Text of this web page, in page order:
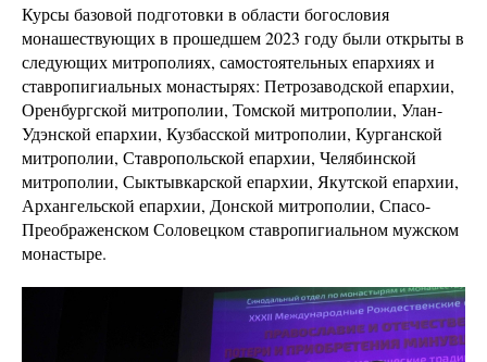
Курсы базовой подготовки в области богословия
монашествующих в прошедшем 2023 году были открыты в
следующих митрополиях, самостоятельных епархиях и
ставропигиальных монастырях: Петрозаводской епархии,
Оренбургской митрополии, Томской митрополии, Улан-
Удэнской епархии, Кузбасской митрополии, Курганской
митрополии, Ставропольской епархии, Челябинской
митрополии, Сыктывкарской епархии, Якутской епархии,
Архангельской епархии, Донской митрополии, Спасо-
Преображенском Соловецком ставропигиальном мужском
монастыре.